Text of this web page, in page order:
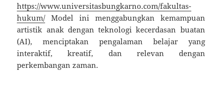
https://www.universitasbungkarno.com/fakultas-
hukum/Model ini menggabungkan kemampuan
artistik anak dengan teknologi kecerdasan buatan
(AI), menciptakan pengalaman belajar yang
interaktif, kreatif, dan relevan dengan
perkembangan zaman.